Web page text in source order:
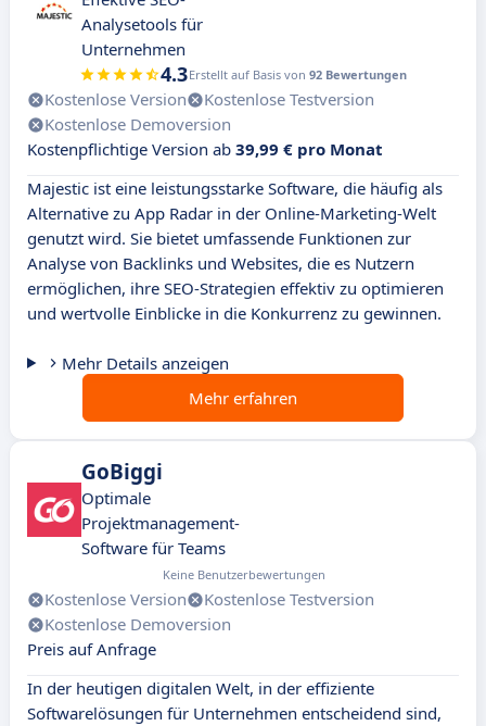
Analysetools für
Unternehmen
4.3Erstellt auf Basis von 92 Bewertungen
Kostenlose Version
Kostenlose Testversion
Kostenlose Demoversion
Kostenpflichtige Version ab 39,99 € pro Monat
Majestic ist eine leistungsstarke Software, die häufig als
Alternative zu App Radar in der Online-Marketing-Welt
genutzt wird. Sie bietet umfassende Funktionen zur
Analyse von Backlinks und Websites, die es Nutzern
ermöglichen, ihre SEO-Strategien effektiv zu optimieren
und wertvolle Einblicke in die Konkurrenz zu gewinnen.
Mehr Details anzeigen
Mehr erfahren
GoBiggi
Optimale
Projektmanagement-
Software für Teams
Keine Benutzerbewertungen
Kostenlose Version
Kostenlose Testversion
Kostenlose Demoversion
Preis auf Anfrage
In der heutigen digitalen Welt, in der effiziente
Softwarelösungen für Unternehmen entscheidend sind,